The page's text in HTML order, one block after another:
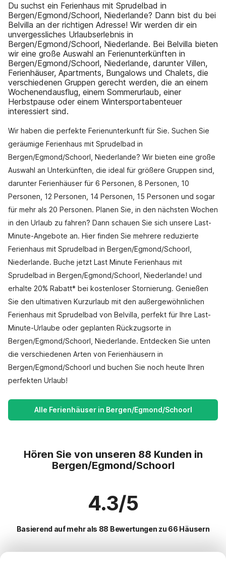
Du suchst ein Ferienhaus mit Sprudelbad in
Bergen/Egmond/Schoorl, Niederlande? Dann bist du bei
Belvilla an der richtigen Adresse! Wir werden dir ein
unvergessliches Urlaubserlebnis in
Bergen/Egmond/Schoorl, Niederlande. Bei Belvilla bieten
wir eine große Auswahl an Ferienunterkünften in
Bergen/Egmond/Schoorl, Niederlande, darunter Villen,
Ferienhäuser, Apartments, Bungalows und Chalets, die
verschiedenen Gruppen gerecht werden, die an einem
Wochenendausflug, einem Sommerurlaub, einer
Herbstpause oder einem Wintersportabenteuer
interessiert sind.
Wir haben die perfekte Ferienunterkunft für Sie. Suchen Sie
geräumige Ferienhaus mit Sprudelbad in
Bergen/Egmond/Schoorl, Niederlande? Wir bieten eine große
Auswahl an Unterkünften, die ideal für größere Gruppen sind,
darunter Ferienhäuser für 6 Personen, 8 Personen, 10
Personen, 12 Personen, 14 Personen, 15 Personen und sogar
für mehr als 20 Personen. Planen Sie, in den nächsten Wochen
in den Urlaub zu fahren? Dann schauen Sie sich unsere Last-
Minute-Angebote an. Hier finden Sie mehrere reduzierte
Ferienhaus mit Sprudelbad in Bergen/Egmond/Schoorl,
Niederlande. Buche jetzt Last Minute Ferienhaus mit
Sprudelbad in Bergen/Egmond/Schoorl, Niederlande! und
erhalte 20% Rabatt* bei kostenloser Stornierung. Genießen
Sie den ultimativen Kurzurlaub mit den außergewöhnlichen
Ferienhaus mit Sprudelbad von Belvilla, perfekt für Ihre Last-
Minute-Urlaube oder geplanten Rückzugsorte in
Bergen/Egmond/Schoorl, Niederlande. Entdecken Sie unten
die verschiedenen Arten von Ferienhäusern in
Bergen/Egmond/Schoorl und buchen Sie noch heute Ihren
perfekten Urlaub!
Alle Ferienhäuser in Bergen/Egmond/Schoorl
Hören Sie von unseren 88 Kunden in
Bergen/Egmond/Schoorl
4.3/5
Basierend auf mehr als 88 Bewertungen zu 66 Häusern